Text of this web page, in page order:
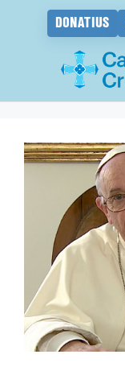
DONATIUS
contingut